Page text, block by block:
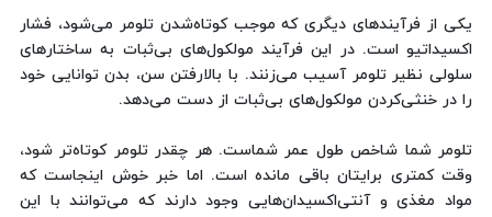
یکی از فرآیندهای دیگری که موجب کوتاه‌شدن تلومر می‌شود، فشار
اکسیداتیو است. در این فرآیند مولکول‌های بی‌ثبات به ساختارهای
سلولی نظیر تلومر آسیب می‌زنند. با بالارفتن سن، بدن توانایی خود
را در خنثی‌کردن مولکول‌های بی‌ثبات از دست می‌دهد.
تلومر شما شاخص طول عمر شماست. هر چقدر تلومر کوتاه‌تر شود،
وقت کمتری برایتان باقی مانده است. اما خبر خوش اینجاست که
مواد مغذی و آنتی‌اکسیدان‌هایی وجود دارند که می‌توانند با این